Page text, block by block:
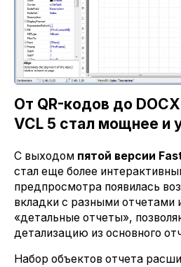
От QR-кодов до
VCL 5 стал мощнее и
С выходом пятой версии
стал еще более
предпросмотра появилась
вкладки с разными отчетами
«детальные отчеты»,
детализацию из основного
Набор объектов отчета